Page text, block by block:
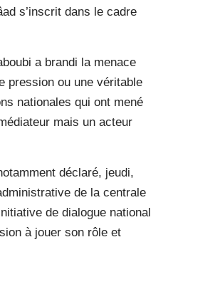
s’inscrit dans le cadre
a brandi la menace
pression ou une véritable
nationales qui ont mené
mais un acteur
déclaré, jeudi,
de la centrale
de dialogue national
à jouer son rôle et